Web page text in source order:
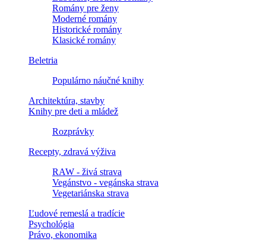
Romány pre ženy
Moderné romány
Historické romány
Klasické romány
Beletria
Populárno náučné knihy
Architektúra, stavby
Knihy pre deti a mládež
Rozprávky
Recepty, zdravá výživa
RAW - živá strava
Vegánstvo - vegánska strava
Vegetariánska strava
Ľudové remeslá a tradície
Psychológia
Právo, ekonomika